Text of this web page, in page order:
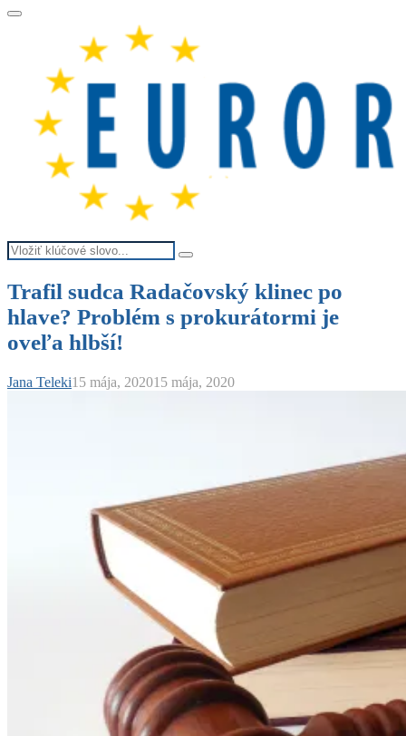
Primary
Search
for:
Search
Trafil sudca Radačovský klinec po
hlave? Problém s prokurátormi je
oveľa hlbší!
Jana Teleki15 mája, 202015 mája, 2020